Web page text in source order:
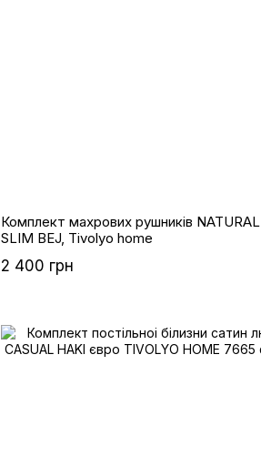
Комплект махрових рушників NATURAL
SLIM BEJ, Tivolyo home
2 400 грн